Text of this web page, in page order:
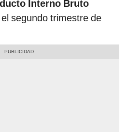
Interno Bruto
segundo trimestre de